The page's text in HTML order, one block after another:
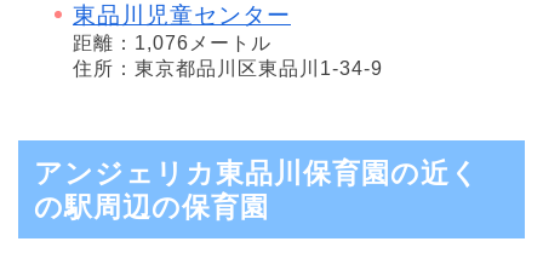
東品川児童センター
距離：1,076メートル
住所：東京都品川区東品川1-34-9
アンジェリカ東品川保育園の近く
の駅周辺の保育園